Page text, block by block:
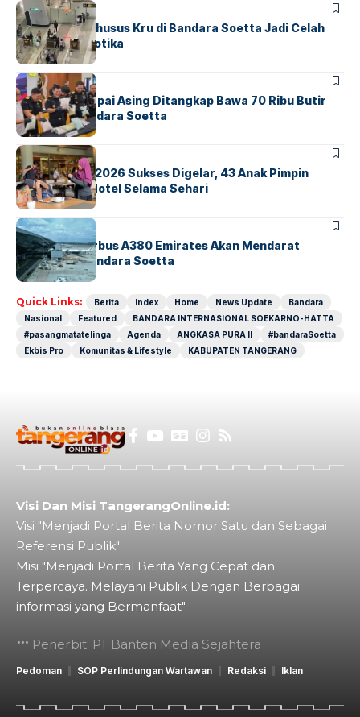
BANDARABERITA
Ketika Jalur Khusus Kru di Bandara Soetta Jadi Celah
Sindikat Narkotika
BANDARA BERITA
Kopilot Maskapai Asing Ditangkap Bawa 70 Ribu Butir
Ekstasi di Bandara Soetta
BERITAINDEX
GM For A Day 2026 Sukses Digelar, 43 Anak Pimpin
Operasional Hotel Selama Sehari
BANDARA BERITA
8 Agustus, Airbus A380 Emirates Akan Mendarat
Perdana di Bandara Soetta
Quick Links: Berita Index Home News Update
Bandara
Nasional
Featured
BANDARA INTERNASIONAL SOEKARNO-HATTA
#pasangmatatelinga
Agenda ANGKASA PURA II
#bandaraSoetta
Ekbis Pro
Komunitas & Lifestyle KABUPATEN TANGERANG
Visi Dan Misi TangerangOnline.id:
Visi "Menjadi Portal Berita Nomor Satu dan Sebagai
Referensi Publik"
Misi "Menjadi Portal Berita Yang Cepat dan
Terpercaya. Melayani Publik Dengan Berbagai
informasi yang Bermanfaat"
Penerbit: PT Banten Media Sejahtera
Pedoman SOP Perlindungan Wartawan Redaksi Iklan